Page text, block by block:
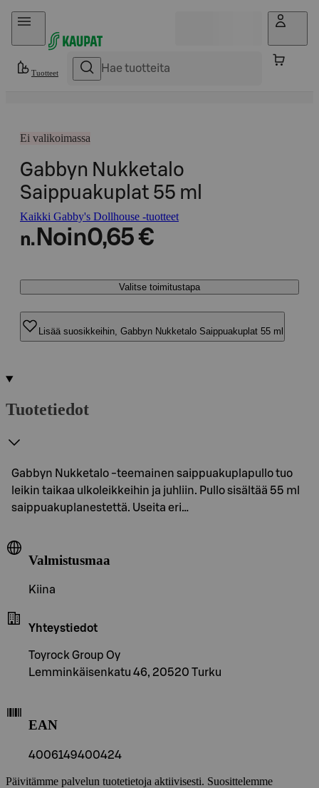
Hyppää sisältöön
Tuotteet
Ei valikoimassa
Gabbyn Nukketalo
Saippuakuplat 55 ml
Kaikki Gabby's Dollhouse -tuotteet
n. Noin0,65 €
Valitse toimitustapa
Lisää suosikkeihin, Gabbyn Nukketalo Saippuakuplat 55 ml
Tuotetiedot
Gabbyn Nukketalo -teemainen saippuakuplapullo tuo
leikin taikaa ulkoleikkeihin ja juhliin. Pullo sisältää 55 ml
saippuakuplanestettä. Useita eri…
Valmistusmaa
Kiina
Yhteystiedot
Toyrock Group Oy
Lemminkäisenkatu 46, 20520 Turku
EAN
4006149400424
Päivitämme palvelun tuotetietoja aktiivisesti. Suosittelemme